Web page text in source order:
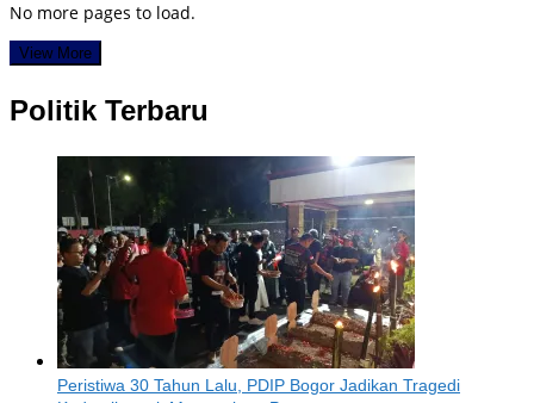
No more pages to load.
View More
Politik Terbaru
Peristiwa 30 Tahun Lalu, PDIP Bogor Jadikan Tragedi